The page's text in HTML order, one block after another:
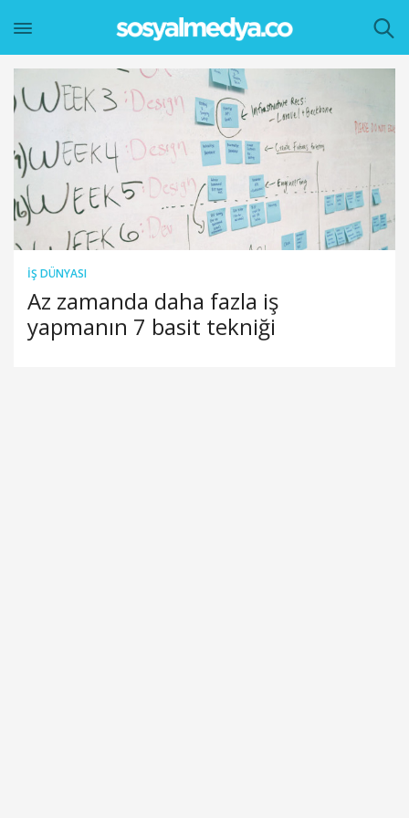
İŞ DÜNYASI
Az zamanda daha fazla iş
yapmanın 7 basit tekniği